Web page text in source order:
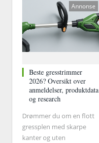
Beste gresstrimmer
2026? Oversikt over
anmeldelser, produktdata
og research
Drømmer du om en flott
gressplen med skarpe
kanter og uten
Annonse